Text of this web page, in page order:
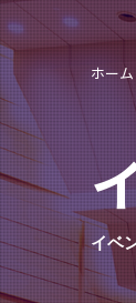
ホーム
イベ